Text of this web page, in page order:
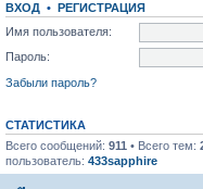
ВХОД • РЕГИСТРАЦИЯ
Имя пользователя:
Пароль:
Забыли пароль?
СТАТИСТИКА
Всего сообщений: 911 • Всего тем:
пользователь: 433sapphire